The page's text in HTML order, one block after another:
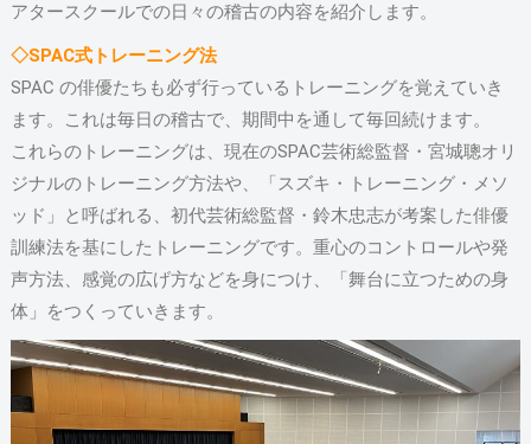
アタースクールでの日々の稽古の内容を紹介します。
◇SPAC式トレーニング法
SPAC の俳優たちも必ず行っているトレーニングを覚えていき
ます。これは毎日の稽古で、期間中を通して毎回続けます。
これらのトレーニングは、現在のSPAC芸術総監督・宮城聰オリ
ジナルのトレーニング方法や、「スズキ・トレーニング・メソ
ッド」と呼ばれる、初代芸術総監督・鈴木忠志が考案した俳優
訓練法を基にしたトレーニングです。重心のコントロールや発
声方法、感覚の広げ方などを身につけ、「舞台に立つための身
体」をつくっていきます。